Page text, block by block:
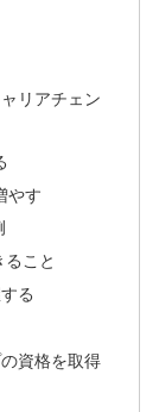
リアチェン
やす
こと
る
資格を取得